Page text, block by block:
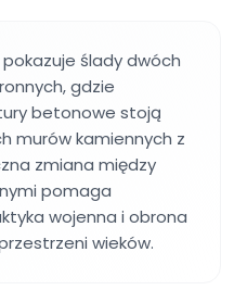
ślady dwóch
gdzie
betonowe stoją
murów kamiennych z
zmiana między
pomaga
wojenna i obrona
wieków.